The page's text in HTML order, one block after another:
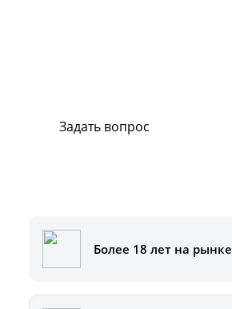
Задать вопрос
Более 18 лет на рынке